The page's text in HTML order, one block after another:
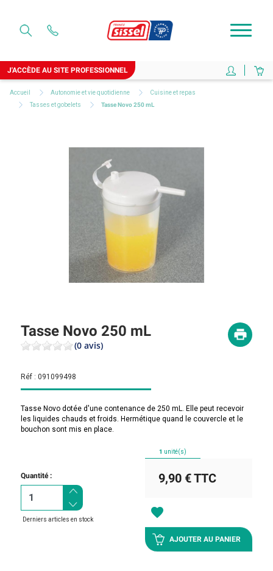
J'ACCÈDE AU SITE PROFESSIONNEL
Accueil Autonomie et vie quotidienne
Cuisine et repas
Tasses et gobelets
Tasse Novo 250 mL
Tasse Novo 250 mL
(0 avis)
Réf : 091099498
Tasse Novo dotée d'une contenance de 250 mL. Elle peut recevoir
les liquides chauds et froids. Hermétique quand le couvercle et le
bouchon sont mis en place.
Quantité :
Derniers articles en stock
1 unité(s)
9,90 €TTC
favorite
AJOUTER AU PANIER